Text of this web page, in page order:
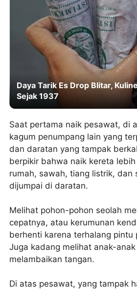
Daya Tarik Es Drop Blitar,
Sejak 1937
Saat pertama naik pesawat, di
kagum penumpang lain yang
dan daratan yang tampak
berpikir bahwa naik kereta
rumah, sawah, tiang listrik, dan
dijumpai di daratan.
Melihat pohon-pohon seolah
cepatnya, atau kerumunan
berhenti karena terhalang pintu
Juga kadang melihat anak-
melambaikan tangan.
Di atas pesawat, yang tampak